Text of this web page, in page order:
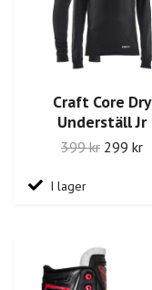
Craft Core Dry
Underställ Jr
399 kr 299 kr
I lager